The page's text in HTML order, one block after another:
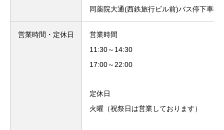
同薬院大通(西鉄旅行ビル前)バス停下車徒
営業時間・定休日
営業時間
11:30～14:30
17:00～22:00
定休日
火曜（祝祭日は営業しております）